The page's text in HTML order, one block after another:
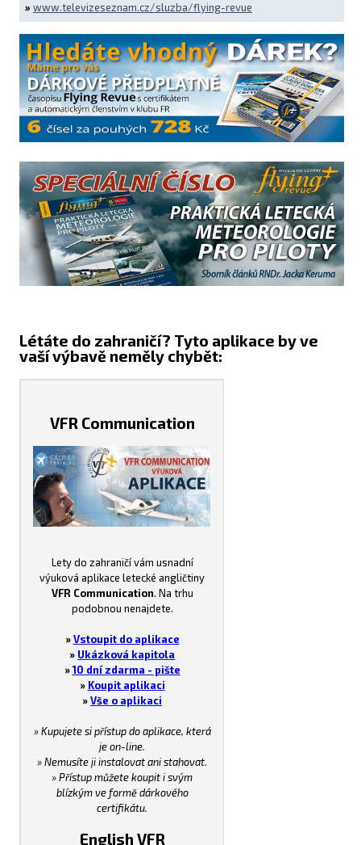
» www.televizeseznam.cz/sluzba/flying-revue
Létáte do zahraničí? Tyto aplikace by ve
vaší výbavě neměly chybět:
VFR Communication
Lety do zahraničí vám usnadní
výuková aplikace letecké angličtiny
VFR Communication. Na trhu
podobnou nenajdete.
» Vstoupit do aplikace
» Ukázková kapitola
»10 dní zdarma - pište
» Koupit aplikaci
»Vše o aplikaci
» Kupujete si přístup do aplikace, která
je on-line.
» Nemusíte ji instalovat ani stahovat.
» Přístup můžete koupit i svým
blízkým ve formě dárkového
certifikátu.
English VFR